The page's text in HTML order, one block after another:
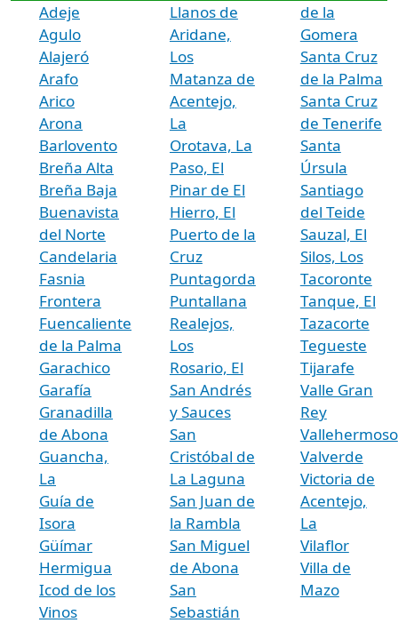
Adeje
Agulo
Alajeró
Arafo
Arico
Arona
Barlovento
Breña Alta
Breña Baja
Buenavista
del Norte
Candelaria
Fasnia
Frontera
Fuencaliente
de la Palma
Garachico
Garafía
Granadilla
de Abona
Guancha,
La
Guía de
Isora
Güímar
Hermigua
Icod de los
Vinos
Llanos de
Aridane,
Los
Matanza de
Acentejo,
La
Orotava, La
Paso, El
Pinar de El
Hierro, El
Puerto de la
Cruz
Puntagorda
Puntallana
Realejos,
Los
Rosario, El
San Andrés
y Sauces
San
Cristóbal de
La Laguna
San Juan de
la Rambla
San Miguel
de Abona
San
Sebastián
de la
Gomera
Santa Cruz
de la Palma
Santa Cruz
de Tenerife
Santa
Úrsula
Santiago
del Teide
Sauzal, El
Silos, Los
Tacoronte
Tanque, El
Tazacorte
Tegueste
Tijarafe
Valle Gran
Rey
Vallehermoso
Valverde
Victoria de
Acentejo,
La
Vilaflor
Villa de
Mazo